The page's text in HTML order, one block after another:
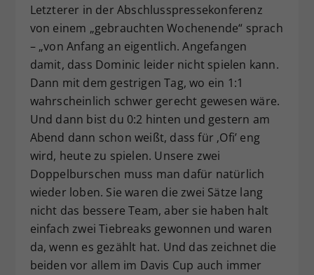
Letzterer in der Abschlusspressekonferenz
von einem „gebrauchten Wochenende“ sprach
– „von Anfang an eigentlich. Angefangen
damit, dass Dominic leider nicht spielen kann.
Dann mit dem gestrigen Tag, wo ein 1:1
wahrscheinlich schwer gerecht gewesen wäre.
Und dann bist du 0:2 hinten und gestern am
Abend dann schon weißt, dass für ‚Ofi’ eng
wird, heute zu spielen. Unsere zwei
Doppelburschen muss man dafür natürlich
wieder loben. Sie waren die zwei Sätze lang
nicht das bessere Team, aber sie haben halt
einfach zwei Tiebreaks gewonnen und waren
da, wenn es gezählt hat. Und das zeichnet die
beiden vor allem im Davis Cup auch immer